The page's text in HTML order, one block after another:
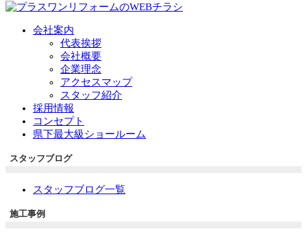
会社案内
代表挨拶
会社概要
企業理念
アクセスマップ
スタッフ紹介
採用情報
コンセプト
県下最大級ショールーム
スタッフブログ
スタッフブログ一覧
施工事例